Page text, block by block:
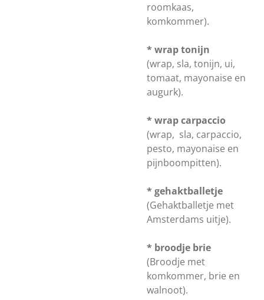
roomkaas,
komkommer).
* wrap tonijn
(wrap, sla, tonijn, ui,
tomaat, mayonaise en
augurk).
* wrap carpaccio
(wrap, sla, carpaccio,
pesto, mayonaise en
pijnboompitten).
* gehaktballetje
(Gehaktballetje met
Amsterdams uitje).
* broodje brie
(Broodje met
komkommer, brie en
walnoot).